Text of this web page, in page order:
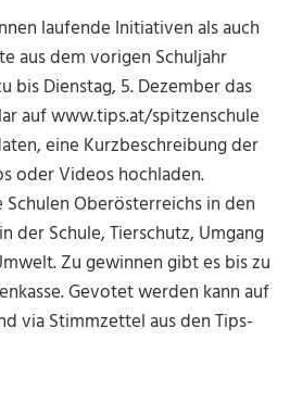
laufende Initiativen als auch
aus dem vorigen Schuljahr
bis Dienstag, 5. Dezember das
auf www.tips.at/spitzenschule
eine Kurzbeschreibung der
oder Videos hochladen.
Oberösterreichs in den
der Schule, Tierschutz, Umgang
Zu gewinnen gibt es bis zu
Gevotet werden kann auf
via Stimmzettel aus den Tips-